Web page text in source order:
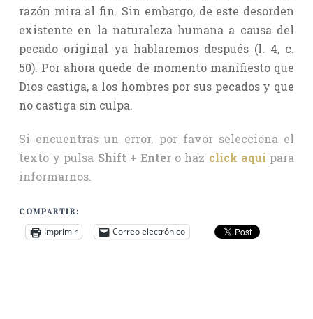
razón mira al fin. Sin embargo, de este desorden
existente en la naturaleza humana a causa del
pecado original ya hablaremos después (l. 4, c.
50). Por ahora quede de momento manifiesto que
Dios castiga, a los hombres por sus pecados y que
no castiga sin culpa.
Si encuentras un error, por favor selecciona el
texto y pulsa Shift + Enter o haz click aquí para
informarnos.
COMPARTIR:
Imprimir Correo electrónico